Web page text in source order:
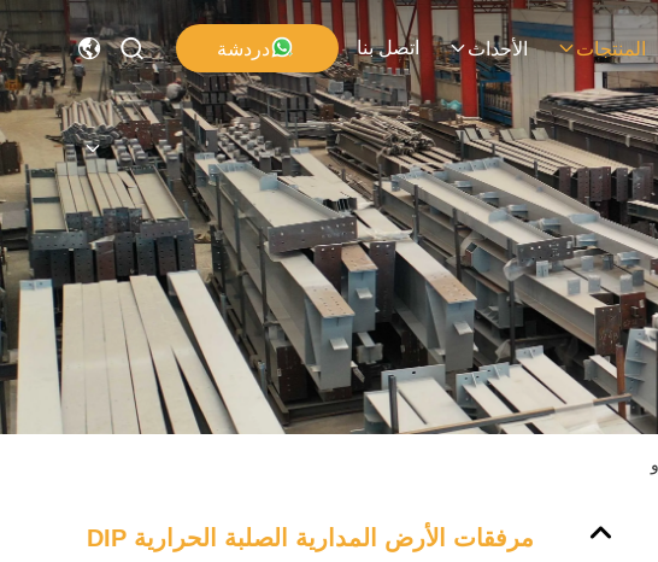
المنتجات الأحداث اتصل بنا دردشة
مرفقات الأرض المدارية الصلبة الحرارية DIP